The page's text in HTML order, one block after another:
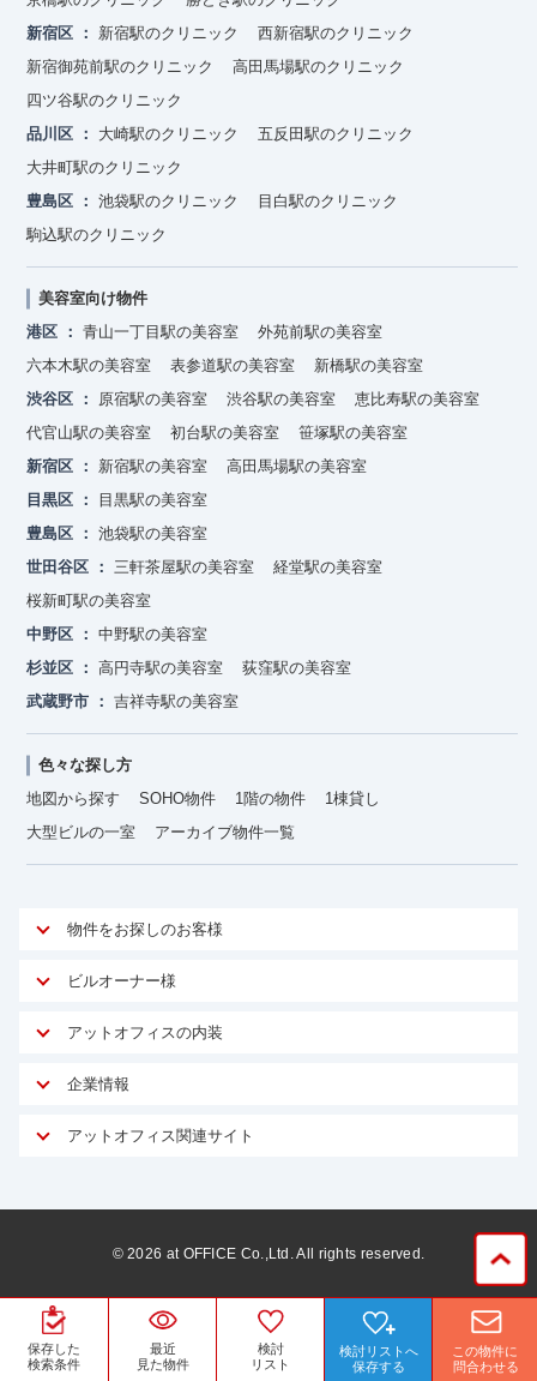
保存した
検索条件
最近
見た物件
検討
リスト
検討リストへ
保存する
この物件に
問合わせる
新宿区
新宿駅のクリニック
西新宿駅のクリニック
新宿御苑前駅のクリニック
高田馬場駅のクリニック
四ツ谷駅のクリニック
品川区
大崎駅のクリニック
五反田駅のクリニック
大井町駅のクリニック
豊島区
池袋駅のクリニック
目白駅のクリニック
駒込駅のクリニック
美容室向け物件
港区
青山一丁目駅の美容室
外苑前駅の美容室
六本木駅の美容室
表参道駅の美容室
新橋駅の美容室
渋谷区
原宿駅の美容室 渋谷駅の美容室
恵比寿駅の美容室
代官山駅の美容室
初台駅の美容室
笹塚駅の美容室
新宿区
新宿駅の美容室
高田馬場駅の美容室
目黒区
目黒駅の美容室
豊島区
池袋駅の美容室
世田谷区
三軒茶屋駅の美容室
経堂駅の美容室
桜新町駅の美容室
中野区
中野駅の美容室
杉並区
高円寺駅の美容室
荻窪駅の美容室
武蔵野市
吉祥寺駅の美容室
色々な探し方
地図から探す
SOHO物件 1階の物件
1棟貸し
大型ビルの一室
アーカイブ物件一覧
物件をお探しのお客様
アットオフィスが選ばれる理由
ご契約者様インタビュー
オフィスお役立ちコラム
ビルオーナー様
オーナー様向けサービス
マイソク作成
物件情報から成約賃料を予測
リノベーション
サブリース
ビルを売却してビジネス拡大
賃料保証サービス
アットオフィスの内装
サービス内容
内装に関するよくある質問
企業情報
WEBフォームからお問い合わせ
アットオフィス関連サイト
アットレジデンス
ビルアド
ベンチャー・フォーラム
運営会社
©2026 at OFFICE Co.,Ltd. All rights reserved.